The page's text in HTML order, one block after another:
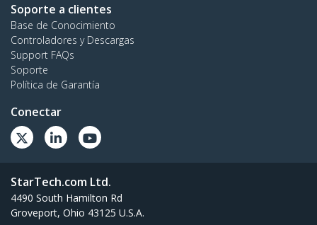
Soporte a clientes
Base de Conocimiento
Controladores y Descargas
Support FAQs
Soporte
Política de Garantía
Conectar
StarTech.com Ltd.
4490 South Hamilton Rd
Groveport, Ohio 43125 U.S.A.